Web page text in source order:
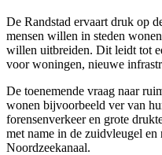
De Randstad ervaart druk op
mensen willen in steden
willen uitbreiden. Dit leidt tot
voor woningen, nieuwe
De toenemende vraag naar
wonen bijvoorbeeld ver van
forensenverkeer en grote
met name in de zuidvleugel en
Noordzeekanaal.